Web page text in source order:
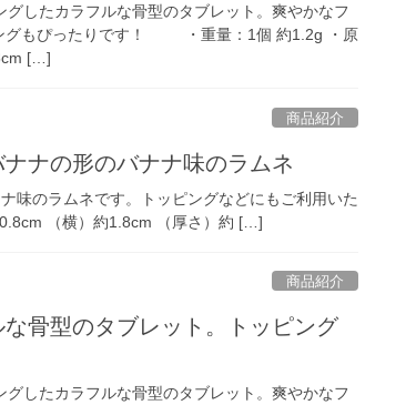
したカラフルな骨型のタブレット。爽やかなフ
グもぴったりです！ ・重量：1個 約1.2g ・原
[…]
商品紹介
ナの形のバナナ味のラムネ
のラムネです。トッピングなどにもご利用いた
（横）約1.8cm （厚さ）約 […]
商品紹介
骨型のタブレット。トッピング
したカラフルな骨型のタブレット。爽やかなフ